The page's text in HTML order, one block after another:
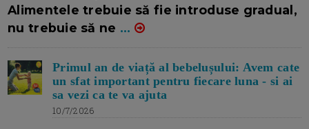
Alimentele trebuie să fie introduse gradual,
nu trebuie să ne ...
Primul an de viață al bebelușului: Avem cate
un sfat important pentru fiecare luna - si ai
sa vezi ca te va ajuta
10/7/2026